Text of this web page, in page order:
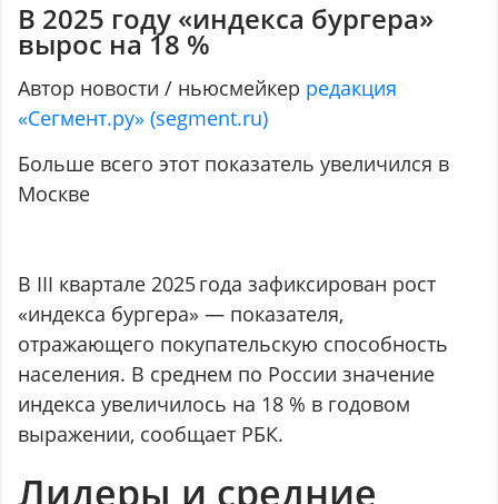
В 2025 году «индекса бургера»
вырос на 18 %
Автор новости / ньюсмейкер редакция
«Сегмент.ру» (segment.ru)
Больше всего этот показатель увеличился в
Москве
В III квартале 2025 года зафиксирован рост
«индекса бургера» — показателя,
отражающего покупательскую способность
населения. В среднем по России значение
индекса увеличилось на 18 % в годовом
выражении, сообщает РБК.
Лидеры и средние